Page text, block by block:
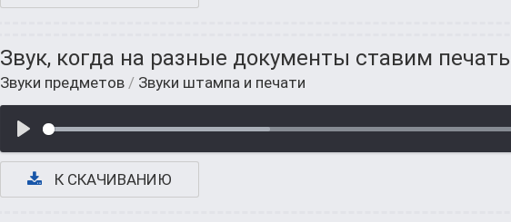
Звук, когда на разные документы ставим печать
Звуки предметов / Звуки штампа и печати
К СКАЧИВАНИЮ